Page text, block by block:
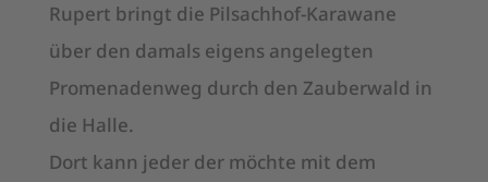
Rupert bringt die Pilsachhof-Karawane
über den damals eigens angelegten
Promenadenweg durch den Zauberwald in
die Halle.
Dort kann jeder der möchte mit dem